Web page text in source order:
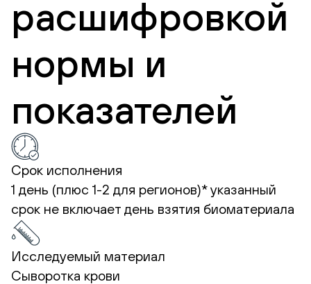
расшифровкой
нормы и
показателей
Срок исполнения
1 день (плюс 1-2 для регионов)*указанный
срок не включает день взятия биоматериала
Исследуемый материал
Сыворотка крови